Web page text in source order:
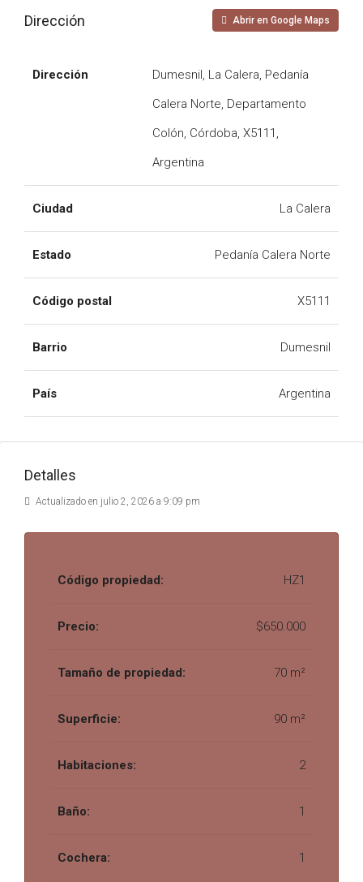
Dirección Abrir en Google Maps
Dirección
Dumesnil, La Calera, Pedanía
Calera Norte, Departamento
Colón, Córdoba, X5111,
Argentina
Ciudad La Calera
Estado Pedanía Calera Norte
Código postal X5111
Barrio Dumesnil
País Argentina
Detalles
Actualizado en julio 2, 2026 a 9:09 pm
Código propiedad: HZ1
Precio: $650.000
Tamaño de propiedad: 70 m²
Superficie: 90 m²
Habitaciones: 2
Baño: 1
Cochera: 1